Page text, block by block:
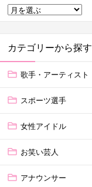
カテゴリーから探す
歌手・アーティスト
スポーツ選手
女性アイドル
お笑い芸人
アナウンサー